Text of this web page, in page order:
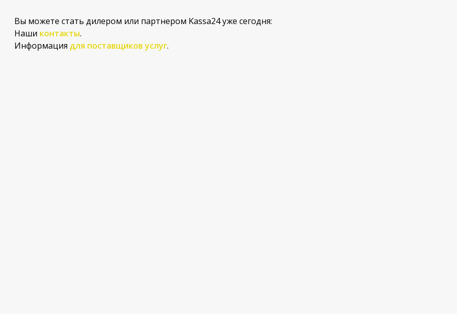
Вы можете стать дилером или партнером Kassa24 уже сегодня:
Наши контакты.
Информация для поставщиков услуг.